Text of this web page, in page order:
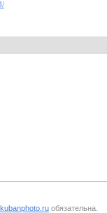
kubanphoto.ru обязательна.